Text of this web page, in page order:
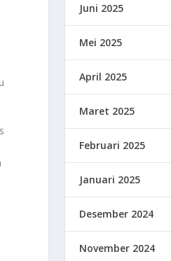
Juni 2025
Mei 2025
April 2025
Maret 2025
Februari 2025
Januari 2025
Desember 2024
November 2024